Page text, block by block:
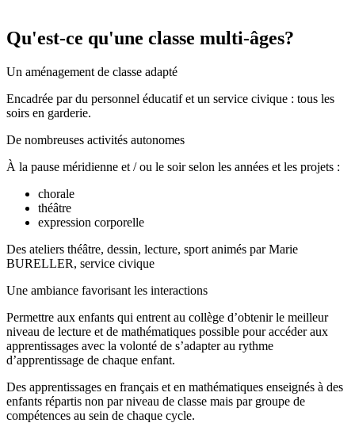
Qu'est-ce qu'une classe multi-âges?
Un aménagement de classe adapté
Encadrée par du personnel éducatif et un service civique : tous les
soirs en garderie.
De nombreuses activités autonomes
À la pause méridienne et / ou le soir selon les années et les projets :
chorale
théâtre
expression corporelle
Des ateliers théâtre, dessin, lecture, sport animés par Marie
BURELLER, service civique
Une ambiance favorisant les interactions
Permettre aux enfants qui entrent au collège d’obtenir le meilleur
niveau de lecture et de mathématiques possible pour accéder aux
apprentissages avec la volonté de s’adapter au rythme
d’apprentissage de chaque enfant.
Des apprentissages en français et en mathématiques enseignés à des
enfants répartis non par niveau de classe mais par groupe de
compétences au sein de chaque cycle.